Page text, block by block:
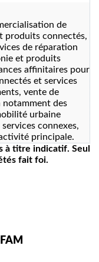
de
produits connectés,
de réparation
et produits
affinitaires pour
et services
vente de
des
urbaine
connexes,
principale.
à titre indicatif. Seul
fait foi.